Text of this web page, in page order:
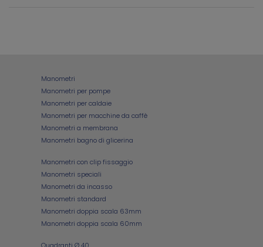
Manometri
Manometri per pompe
Manometri per caldaie
Manometri per macchine da caffè
Manometri a membrana
Manometri bagno di glicerina
Manometri con clip fissaggio
Manometri speciali
Manometri da incasso
Manometri standard
Manometri doppia scala 63mm
Manometri doppia scala 60mm